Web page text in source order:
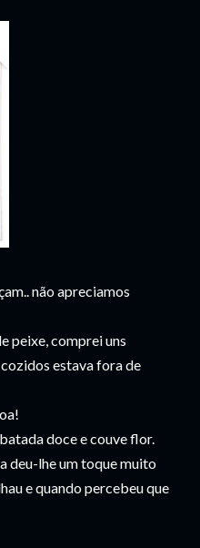
não apreciamos
peixe, comprei uns
estava fora de
doce e couve flor.
deu-lhe um toque muito
e quando percebeu que